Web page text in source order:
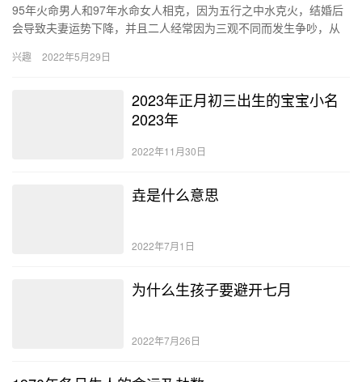
95年火命男人和97年水命女人相克，因为五行之中水克火，结婚后
会导致夫妻运势下降，并且二人经常因为三观不同而发生争吵，从
兴趣 2022年5月29日
2023年正月初三出生的宝宝小名
2023年
2022年11月30日
垚是什么意思
2022年7月1日
为什么生孩子要避开七月
2022年7月26日